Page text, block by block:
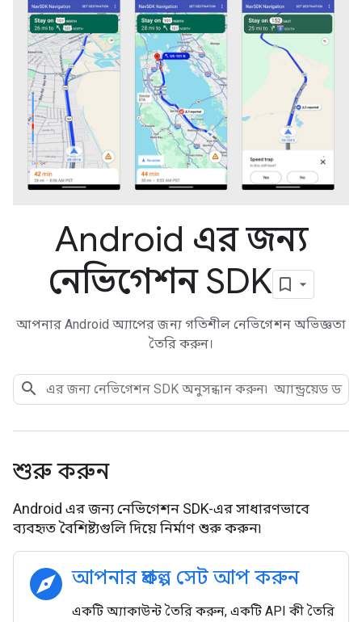
Android এর জন্য
নেভিগেশন SDK
আপনার Android অ্যাপের জন্য গতিশীল নেভিগেশন অভিজ্ঞতা
তৈরি করুন।
শুরু করুন
Android এর জন্য নেভিগেশন SDK-এর সাধারণভাবে
ব্যবহৃত বৈশিষ্ট্যগুলি দিয়ে নির্মাণ শুরু করুন৷
explore আপনার প্রকল্প সেট আপ করুন
একটি অ্যাকাউন্ট তৈরি করুন, একটি API কী তৈরি